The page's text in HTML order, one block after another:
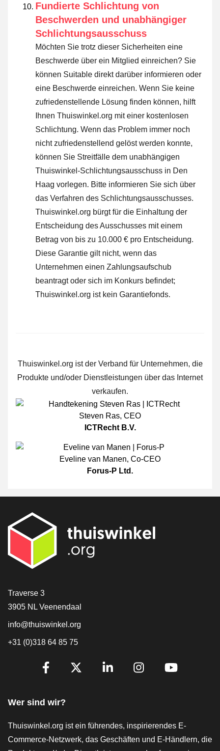
Fundierte Schlichtung von
Beschwerden und unabhängiger
Schlichtungsausschuss
Möchten Sie trotz dieser Sicherheiten eine
Beschwerde über ein Mitglied einreichen? Sie
können Suitable direkt darüber informieren oder
eine Beschwerde einreichen. Wenn Sie keine
zufriedenstellende Lösung finden können, hilft
Ihnen Thuiswinkel.org mit einer kostenlosen
Schlichtung. Wenn das Problem immer noch
nicht zufriedenstellend gelöst werden konnte,
können Sie Streitfälle dem unabhängigen
Thuiswinkel-Schlichtungsausschuss in Den
Haag vorlegen. Bitte informieren Sie sich über
das Verfahren des Schlichtungsausschusses.
Thuiswinkel.org bürgt für die Einhaltung der
Entscheidung des Ausschusses mit einem
Betrag von bis zu 10.000 € pro Entscheidung.
Diese Garantie gilt nicht, wenn das
Unternehmen einen Zahlungsaufschub
beantragt oder sich im Konkurs befindet;
Thuiswinkel.org ist kein Garantiefonds.
Thuiswinkel.org ist der Verband für Unternehmen, die
Produkte und/oder Dienstleistungen über das Internet
verkaufen.
Steven Ras, CEO
ICTRecht B.V.
Eveline van Manen, Co-CEO
Forus-P Ltd.
[_General:Contact]
Traverse 3
3905 NL Veenendaal
info@thuiswinkel.org
+31 (0)318 64 85 75
[_General:SocialMediaTitle]
Wer sind wir?
Thuiswinkel.org ist ein führendes, inspirierendes E-
Commerce-Netzwerk, das Geschäften und E-Händlern, die